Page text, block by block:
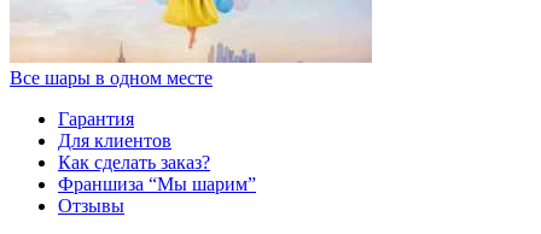
Все шары в одном месте
Гарантия
Для клиентов
Как сделать заказ?
Франшиза “Мы шарим”
Отзывы